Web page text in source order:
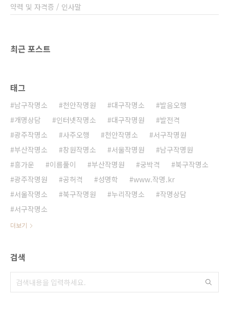
약력 및 자격증 / 인사말
최근 포스트
태그
남구작명소 천안작명원 대구작명소
발음오행
개명상담
인터넷작명소 대구작명원
발전격
광주작명소
사주오행 천안작명소
서구작명원
부산작명소
창원작명소 서울작명원
남구작명원
흥가운
이름풀이 부산작명원 궁박격
북구작명소
광주작명원
공허격 성명학
www.작명.kr
서울작명소
북구작명원 누리작명소
작명상담
서구작명소
더보기
검색